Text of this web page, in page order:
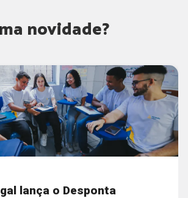
novidade?
lança o Desponta